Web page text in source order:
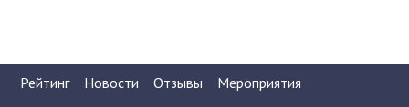
Рейтинг Новости Отзывы
Мероприятия